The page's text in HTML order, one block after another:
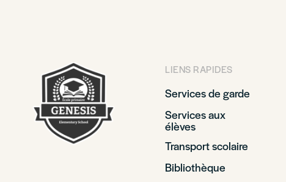
LIENS RAPIDES
Services de garde
Services aux
élèves
Transport scolaire
Bibliothèque